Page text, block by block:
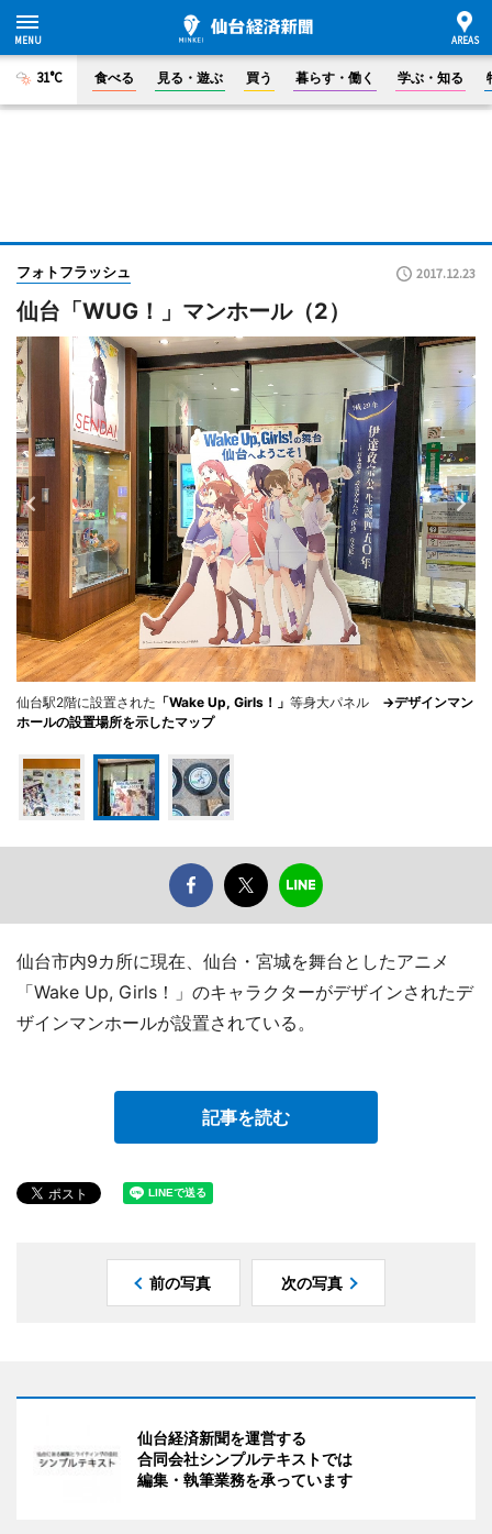
31°C 食べる 見る・遊ぶ 買う 暮らす・働く 学ぶ・知る
フォトフラッシュ 2017.12.23
仙台「WUG！」マンホール（2）
仙台駅2階に設置された 「Wake Up, Girls！」 等身大パネル →デザインマン
ホールの設置場所を示したマップ
仙台市内9カ所に現在、仙台・宮城を舞台としたアニメ
「Wake Up, Girls！」のキャラクターがデザインされたデ
ザインマンホールが設置されている。
記事を読む
前の写真 次の写真
仙台経済新聞を運営する
合同会社シンプルテキストでは
編集・執筆業務を承っています